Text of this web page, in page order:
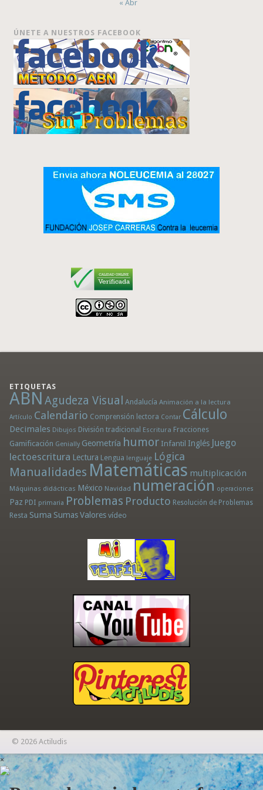
« Abr
ÚNETE A NUESTROS FACEBOOK
ETIQUETAS
ABN Agudeza Visual Andalucía Animación a la lectura
Artículo Calendario Comprensión lectora Contar Cálculo
Decimales Dibujos División tradicional Escritura Fracciones
Gamificación Genially Geometría humor Infantil Inglés Juego
lectoescritura Lectura Lengua lenguaje Lógica
Manualidades Matemáticas multiplicación
Máquinas didácticas México Navidad numeración operaciones
Paz PDI primaria Problemas Producto Resolución de Problemas
Resta Suma Sumas Valores vídeo
© 2026 Actiludis
×